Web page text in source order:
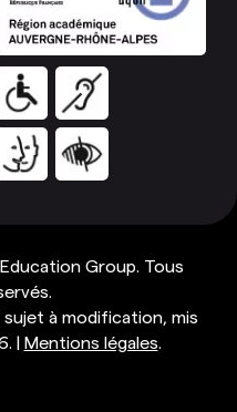
Group. Tous
à modification, mis
| Mentions légales.